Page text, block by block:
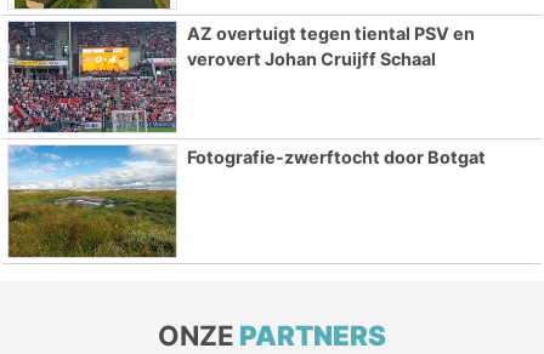
AZ overtuigt tegen tiental PSV en
verovert Johan Cruijff Schaal
Fotografie-zwerftocht door Botgat
ONZE PARTNERS